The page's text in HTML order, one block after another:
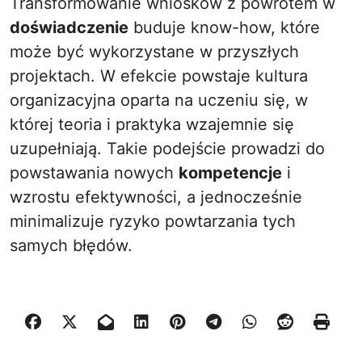
doświadczenie buduje know-how, które
może być wykorzystane w przyszłych
projektach. W efekcie powstaje kultura
organizacyjna oparta na uczeniu się, w
której teoria i praktyka wzajemnie się
uzupełniają. Takie podejście prowadzi do
powstawania nowych kompetencje i
wzrostu efektywności, a jednocześnie
minimalizuje ryzyko powtarzania tych
samych błędów.